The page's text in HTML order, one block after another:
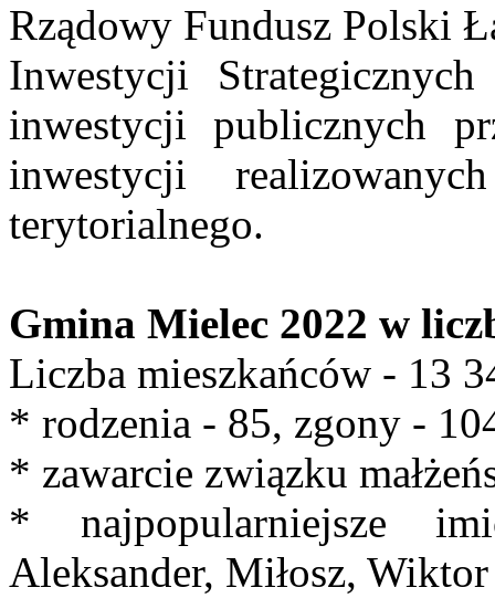
Rządowy Fundusz Polski
Inwestycji
inwestycji publicznych
inwestycji
terytorialnego.
Gmina Mielec 2022 w
Liczba mieszkańców - 13
* rodzenia - 85, zgony -
* zawarcie związku
* najpopularniejsze
Aleksander, Miłosz, Wiktor